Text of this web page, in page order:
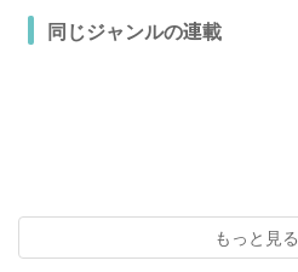
同じジャンルの連載
もっと見る